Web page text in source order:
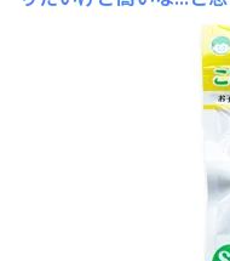
こども用イヤホンを発
と、遅延なし！しかも
dsと比べてみても、多
い！すごい！さすがダ